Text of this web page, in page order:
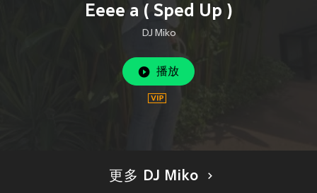
Eeee a ( Sped Up )
DJ Miko
播放
更多 DJ Miko